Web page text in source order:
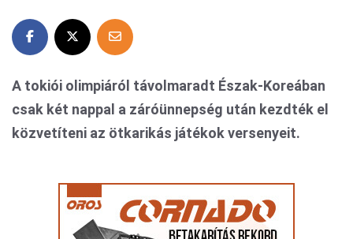
A tokiói olimpiáról távolmaradt Észak-Koreában
csak két nappal a záróünnepség után kezdték el
közvetíteni az ötkarikás játékok versenyeit.